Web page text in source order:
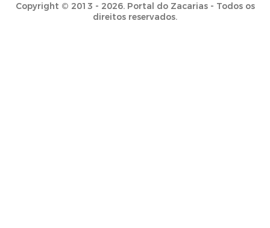
Copyright © 2013 - 2026. Portal do Zacarias - Todos os
direitos reservados.